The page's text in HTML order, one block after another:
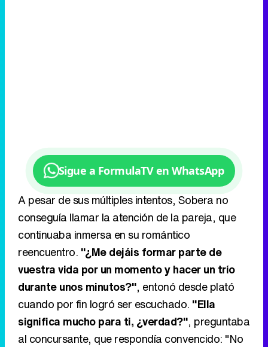
Sigue a FormulaTV en WhatsApp
A pesar de sus múltiples intentos, Sobera no
conseguía llamar la atención de la pareja, que
continuaba inmersa en su romántico
reencuentro. "¿Me dejáis formar parte de
vuestra vida por un momento y hacer un trío
durante unos minutos?", entonó desde plató
cuando por fin logró ser escuchado. "Ella
significa mucho para ti, ¿verdad?", preguntaba
al concursante, que respondía convencido: "No